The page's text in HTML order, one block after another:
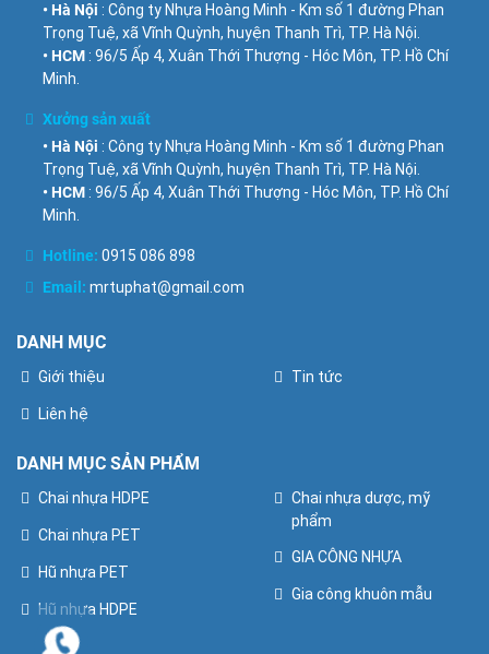
• Hà Nội : Công ty Nhựa Hoàng Minh - Km số 1 đường Phan
Trọng Tuệ, xã Vĩnh Quỳnh, huyện Thanh Trì, TP. Hà Nội.
• HCM : 96/5 Ấp 4, Xuân Thới Thượng - Hóc Môn, TP. Hồ Chí
Minh.
Xưởng sản xuất
• Hà Nội : Công ty Nhựa Hoàng Minh - Km số 1 đường Phan
Trọng Tuệ, xã Vĩnh Quỳnh, huyện Thanh Trì, TP. Hà Nội.
• HCM : 96/5 Ấp 4, Xuân Thới Thượng - Hóc Môn, TP. Hồ Chí
Minh.
Hotline: 0915 086 898
Email: mrtuphat@gmail.com
DANH MỤC
Giới thiệu
Liên hệ
Tin tức
DANH MỤC SẢN PHẨM
Chai nhựa HDPE
Chai nhựa PET
Hũ nhựa PET
Hũ nhựa HDPE
Chai nhựa dược, mỹ
phẩm
GIA CÔNG NHỰA
Gia công khuôn mẫu